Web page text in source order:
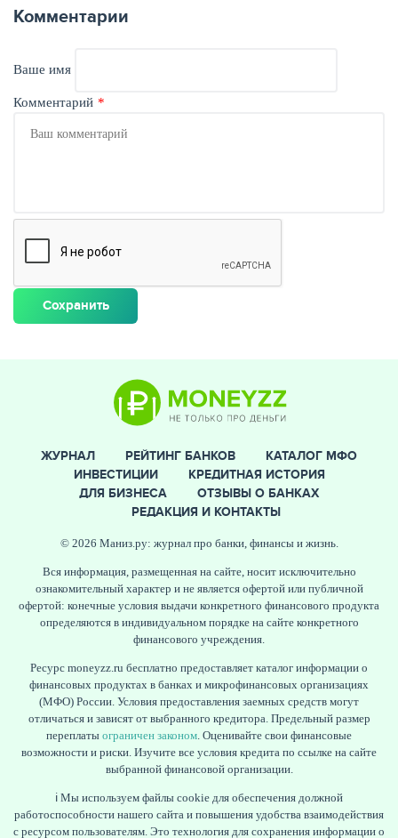
Комментарии
Ваше имя
Комментарий
ЖУРНАЛ РЕЙТИНГ БАНКОВ
КАТАЛОГ МФО
ИНВЕСТИЦИИ
КРЕДИТНАЯ ИСТОРИЯ
ДЛЯ БИЗНЕСА
ОТЗЫВЫ О БАНКАХ
РЕДАКЦИЯ И КОНТАКТЫ
© 2026 Маниз.ру: журнал про банки, финансы и жизнь.
Вся информация, размещенная на сайте, носит исключительно
ознакомительный характер и не является офертой или публичной
офертой: конечные условия выдачи конкретного финансового продукта
определяются в индивидуальном порядке на сайте конкретного
финансового учреждения.
Ресурс moneyzz.ru бесплатно предоставляет каталог информации о
финансовых продуктах в банках и микрофинансовых организациях
(МФО) России. Условия предоставления заемных средств могут
отличаться и зависят от выбранного кредитора. Предельный размер
переплаты ограничен законом. Оценивайте свои финансовые
возможности и риски. Изучите все условия кредита по ссылке на сайте
выбранной финансовой организации.
ℹ️ Мы используем файлы cookie для обеспечения должной
работоспособности нашего сайта и повышения удобства взаимодействия
с ресурсом пользователям. Это технология для сохранения информации о